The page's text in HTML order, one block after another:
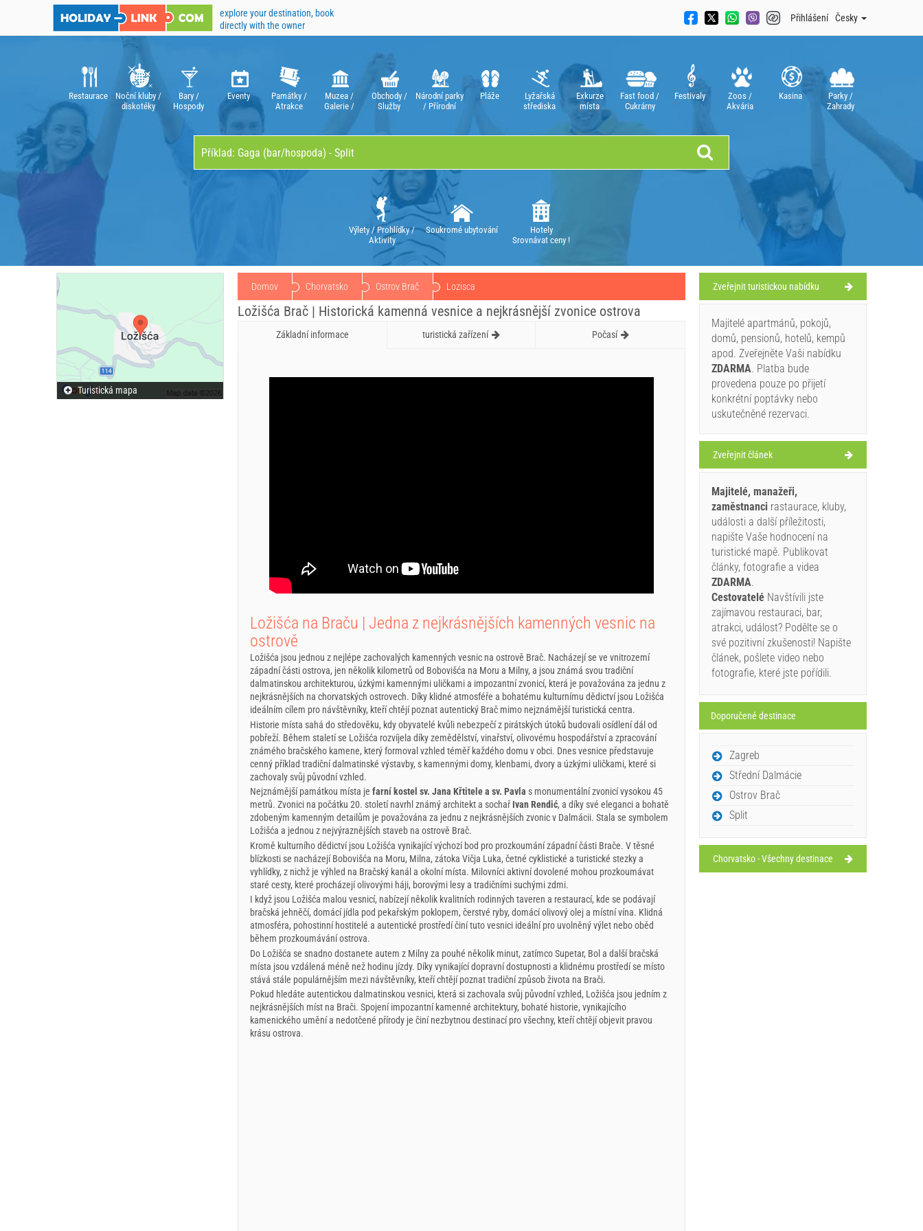
explore your destination, book
directly with the owner
Přihlášení Česky
Restaurace
Noční kluby /
diskotéky
Bary /
Hospody
Eventy
Památky /
Atrakce
Muzea /
Galerie /
Obchody /
Služby
Národní parky
/ Přírodní
Pláže
Lyžařská
střediska
Exkurze
místa
Fast food /
Cukrárny
Festivaly
Zoos /
Akvária
Kasina
Parky /
Zahrady
Výlety / Prohlídky /
Aktivity
Soukromé ubytování
Hotely
Srovnávat ceny !
Domov Chorvatsko Ostrov Brač Lozisca
Ložišća Brač | Historická kamenná vesnice a nejkrásnější zvonice ostrova
Základní informace turistická zařízení Počasí
Ložišća na Braču | Jedna z nejkrásnějších kamenných vesnic na
ostrově
Ložišća jsou jednou z nejlépe zachovalých kamenných vesnic na ostrově Brač. Nacházejí se ve vnitrozemí
západní části ostrova, jen několik kilometrů od Bobovišća na Moru a Milny, a jsou známá svou tradiční
dalmatinskou architekturou, úzkými kamennými uličkami a impozantní zvonicí, která je považována za jednu z
nejkrásnějších na chorvatských ostrovech. Díky klidné atmosféře a bohatému kulturnímu dědictví jsou Ložišća
ideálním cílem pro návštěvníky, kteří chtějí poznat autentický Brač mimo nejznámější turistická centra.
Historie místa sahá do středověku, kdy obyvatelé kvůli nebezpečí z pirátských útoků budovali osídlení dál od
pobřeží. Během staletí se Ložišća rozvíjela díky zemědělství, vinařství, olivovému hospodářství a zpracování
známého bračského kamene, který formoval vzhled téměř každého domu v obci. Dnes vesnice představuje
cenný příklad tradiční dalmatinské výstavby, s kamennými domy, klenbami, dvory a úzkými uličkami, které si
zachovaly svůj původní vzhled.
Nejznámější památkou místa je farní kostel sv. Jana Křtitele a sv. Pavla s monumentální zvonicí vysokou 45
metrů. Zvonici na počátku 20. století navrhl známý architekt a sochař Ivan Rendić, a díky své eleganci a bohatě
zdobeným kamenným detailům je považována za jednu z nejkrásnějších zvonic v Dalmácii. Stala se symbolem
Ložišća a jednou z nejvýraznějších staveb na ostrově Brač.
Kromě kulturního dědictví jsou Ložišća vynikající výchozí bod pro prozkoumání západní části Brače. V těsné
blízkosti se nacházejí Bobovišća na Moru, Milna, zátoka Vičja Luka, četné cyklistické a turistické stezky a
vyhlídky, z nichž je výhled na Bračský kanál a okolní místa. Milovníci aktivní dovolené mohou prozkoumávat
staré cesty, které procházejí olivovými háji, borovými lesy a tradičními suchými zdmi.
I když jsou Ložišća malou vesnicí, nabízejí několik kvalitních rodinných taveren a restaurací, kde se podávají
bračská jehněčí, domácí jídla pod pekařským poklopem, čerstvé ryby, domácí olivový olej a místní vína. Klidná
atmosféra, pohostinní hostitelé a autentické prostředí činí tuto vesnici ideální pro uvolněný výlet nebo oběd
během prozkoumávání ostrova.
Do Ložišća se snadno dostanete autem z Milny za pouhé několik minut, zatímco Supetar, Bol a další bračská
místa jsou vzdálená méně než hodinu jízdy. Díky vynikající dopravní dostupnosti a klidnému prostředí se místo
stává stále populárnějším mezi návštěvníky, kteří chtějí poznat tradiční způsob života na Brači.
Pokud hledáte autentickou dalmatinskou vesnici, která si zachovala svůj původní vzhled, Ložišća jsou jedním z
nejkrásnějších míst na Brači. Spojení impozantní kamenné architektury, bohaté historie, vynikajícího
kamenického umění a nedotčené přírody je činí nezbytnou destinací pro všechny, kteří chtějí objevit pravou
krásu ostrova.
Turistická mapa
Zveřejnit turistickou nabídku
Majitelé apartmánů, pokojů,
domů, pensionů, hotelů, kempů
apod. Zveřejněte Vaši nabídku
ZDARMA. Platba bude
provedena pouze po přijetí
konkrétní poptávky nebo
uskutečněné rezervaci.
Zveřejnit článek
Majitelé, manažeři,
zaměstnanci rastaurace, kluby,
události a další příležitosti,
napište Vaše hodnocení na
turistické mapě. Publikovat
články, fotografie a videa
ZDARMA.
Cestovatelé Navštívili jste
zajímavou restauraci, bar,
atrakci, událost? Podělte se o
své pozitivní zkušenosti! Napište
článek, pošlete video nebo
fotografie, které jste pořídili.
Doporučené destinace
Zagreb
Střední Dalmácie
Ostrov Brač
Split
Chorvatsko - Všechny destinace